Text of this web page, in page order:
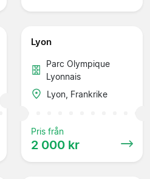
Lyon
Parc Olympique
Lyonnais
Lyon, Frankrike
Pris från
2 000 kr